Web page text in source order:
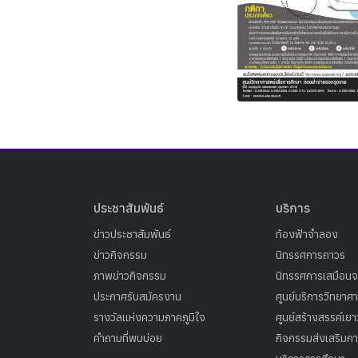
ประชาสัมพันธ์
ข่าวประชาสัมพันธ์
ข่าวกิจกรรม
ภาพข่าวกิจกรรม
ประกาศรับสมัครงาน
รางวัลแห่งความภาคภูมิใจ
คำถามที่พบบ่อย
บริการ
ท้องฟ้าจำลอง
นิทรรศการถาวร
นิทรรศการเสมือน
ศูนย์บริการวิทยาศ
ศูนย์สร้างสรรค์เย
กิจกรรมส่งเสริมก